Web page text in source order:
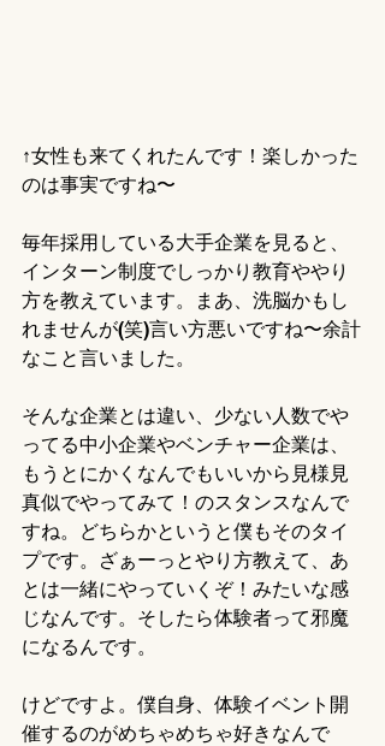
↑女性も来てくれたんです！楽しかった
のは事実ですね〜
毎年採用している大手企業を見ると、
インターン制度でしっかり教育ややり
方を教えています。まあ、洗脳かもし
れませんが(笑)言い方悪いですね〜余計
なこと言いました。
そんな企業とは違い、少ない人数でや
ってる中小企業やベンチャー企業は、
もうとにかくなんでもいいから見様見
真似でやってみて！のスタンスなんで
すね。どちらかというと僕もそのタイ
プです。ざぁーっとやり方教えて、あ
とは一緒にやっていくぞ！みたいな感
じなんです。そしたら体験者って邪魔
になるんです。
けどですよ。僕自身、体験イベント開
催するのがめちゃめちゃ好きなんで